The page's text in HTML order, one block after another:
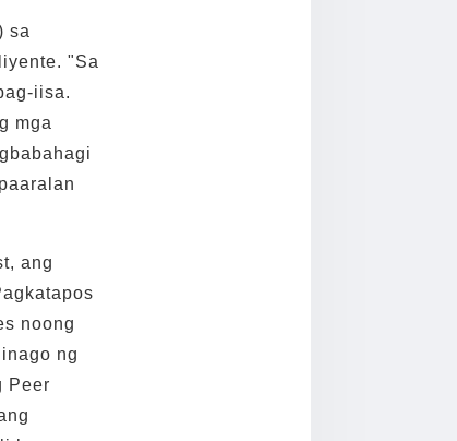
sa
"Sa
iisa.
mga
ang
noong
ng
Peer